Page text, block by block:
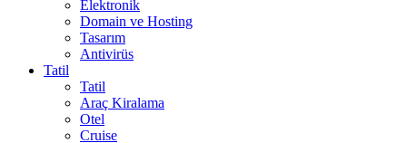
Elektronik
Domain ve Hosting
Tasarım
Antivirüs
Tatil
Tatil
Araç Kiralama
Otel
Cruise